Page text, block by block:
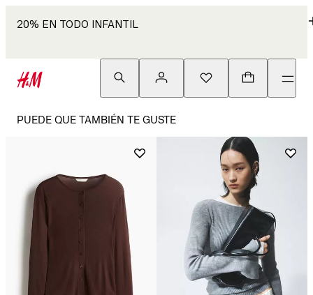
20% EN TODO INFANTIL
PUEDE QUE TAMBIÉN TE GUSTE